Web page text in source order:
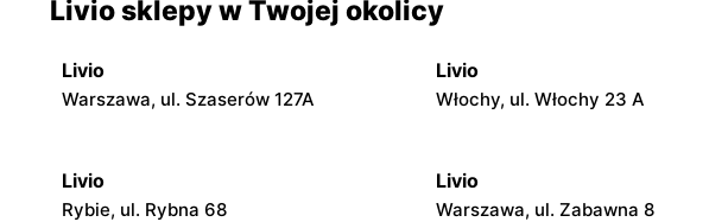
Livio sklepy w Twojej okolicy
Livio
Warszawa, ul. Szaserów 127A
Livio
Włochy, ul. Włochy 23 A
Livio
Rybie, ul. Rybna 68
Livio
Warszawa, ul. Zabawna 8